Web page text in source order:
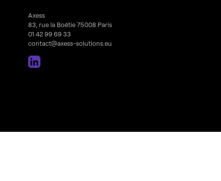
Axess
83, rue la Boétie 75008 Paris
01 42 99 69 33
contact@axess-solutions.eu